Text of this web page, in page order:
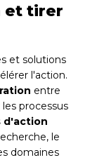
et tirer
et solutions
l'action.
entre
processus
d'action
le
domaines